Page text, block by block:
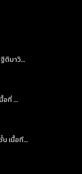
ติมาวิ...
อที่ ...
เนื้อที...